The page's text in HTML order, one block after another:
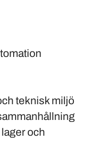
teknisk miljö
och